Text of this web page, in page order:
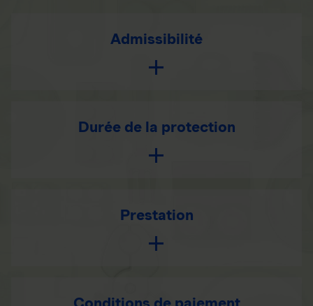
Admissibilité
Durée de la protection
Prestation